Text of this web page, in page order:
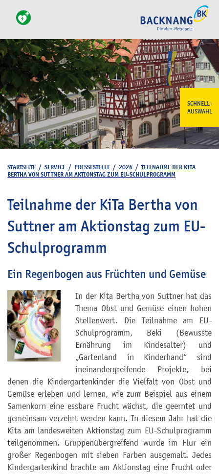
SCHNELL-
AUSWAHL
STARTSEITE / SERVICE / PRESSESTELLE / 2026 /TEILNAHME DER KITA
BERTHA VON SUTTNER AM AKTIONSTAG ZUM EU-SCHULPROGRAMM
Teilnahme der KiTa Bertha von
Suttner am Aktionstag zum EU-
Schulprogramm
Ein Regenbogen aus Früchten und Gemüse
In der Kita Bertha von Suttner hat das
Thema Obst und Gemüse einen hohen
Stellenwert. Die Teilnahme am EU-
Schulprogramm, Beki (Bewusste
Ernährung im Kindesalter) und
„Gartenland in Kinderhand“ sind
ineinandergreifende Projekte, bei
denen die Kindergartenkinder die Vielfalt von Obst und
Gemüse erleben und lernen, wie zum Beispiel aus einem
Samenkorn eine essbare Frucht wächst, die geerntet und
gemeinsam verzehrt werden kann. In diesem Jahr hat die
Kita am landesweiten Aktionstag zum EU-Schulprogramm
teilgenommen. Gruppenübergreifend wurde im Flur ein
großer Regenbogen mit sieben Farben ausgemalt. Jedes
Kindergartenkind brachte am Aktionstag eine Frucht oder